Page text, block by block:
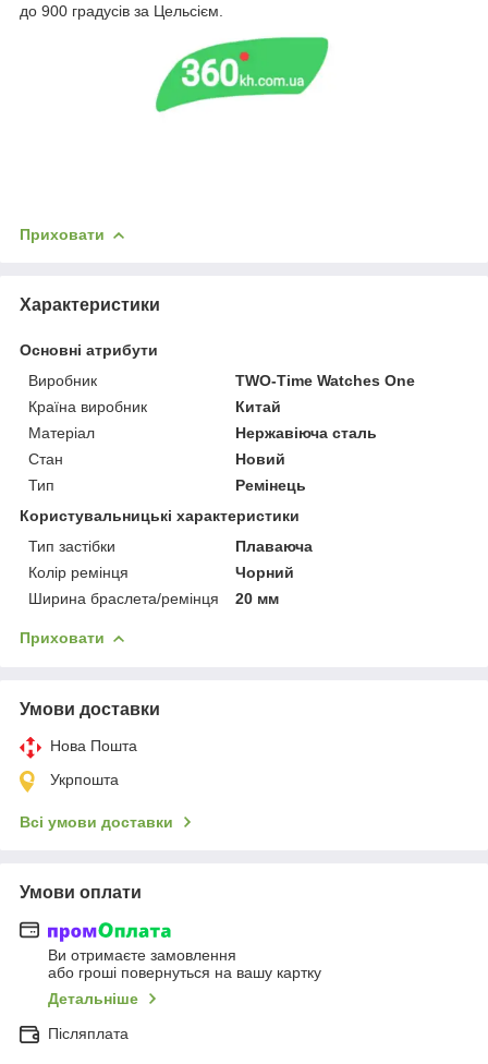
до 900 градусів за Цельсієм.
Приховати
Характеристики
Основні атрибути
Виробник
TWO-Time Watches One
Країна виробник
Китай
Матеріал
Нержавіюча сталь
Стан
Новий
Тип
Ремінець
Користувальницькі характеристики
Тип застібки
Плаваюча
Колір ремінця
Чорний
Ширина браслета/ремінця
20 мм
Приховати
Умови доставки
Нова Пошта
Укрпошта
Всі умови доставки
Умови оплати
Ви отримаєте замовлення
або гроші повернуться на вашу картку
Детальніше
Післяплата